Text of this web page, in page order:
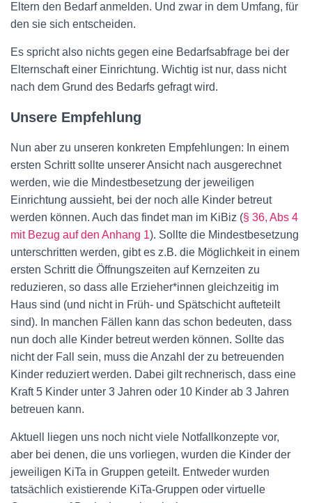
Eltern den Bedarf anmelden. Und zwar in dem Umfang, für
den sie sich entscheiden.
Es spricht also nichts gegen eine Bedarfsabfrage bei der
Elternschaft einer Einrichtung. Wichtig ist nur, dass nicht
nach dem Grund des Bedarfs gefragt wird.
Unsere Empfehlung
Nun aber zu unseren konkreten Empfehlungen: In einem
ersten Schritt sollte unserer Ansicht nach ausgerechnet
werden, wie die Mindestbesetzung der jeweiligen
Einrichtung aussieht, bei der noch alle Kinder betreut
werden können. Auch das findet man im KiBiz (§ 36, Abs 4
mit Bezug auf den Anhang 1). Sollte die Mindestbesetzung
unterschritten werden, gibt es z.B. die Möglichkeit in einem
ersten Schritt die Öffnungszeiten auf Kernzeiten zu
reduzieren, so dass alle Erzieher*innen gleichzeitig im
Haus sind (und nicht in Früh- und Spätschicht aufteteilt
sind). In manchen Fällen kann das schon bedeuten, dass
nun doch alle Kinder betreut werden können. Sollte das
nicht der Fall sein, muss die Anzahl der zu betreuenden
Kinder reduziert werden. Dabei gilt rechnerisch, dass eine
Kraft 5 Kinder unter 3 Jahren oder 10 Kinder ab 3 Jahren
betreuen kann.
Aktuell liegen uns noch nicht viele Notfallkonzepte vor,
aber bei denen, die uns vorliegen, wurden die Kinder der
jeweiligen KiTa in Gruppen geteilt. Entweder wurden
tatsächlich existierende KiTa-Gruppen oder virtuelle